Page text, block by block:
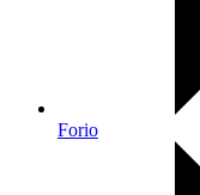
Forio